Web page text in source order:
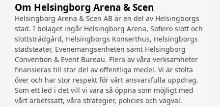
Om Helsingborg Arena & Scen
Helsingborg Arena & Scen AB är en del av Helsingborgs
stad. I bolaget ingår Helsingborg Arena, Sofiero slott och
slottsträdgård, Helsingborgs Konserthus, Helsingborgs
stadsteater, Evenemangsenheten samt Helsingborg
Convention & Event Bureau. Flera av våra verksamheter
finansieras till stor del av offentliga medel. Vi är stolta
över och har stor respekt för vårt ansvarsfulla uppdrag.
Som ett led i det vill vi vara så öppna som möjligt med
vårt arbetssätt, våra strategier, policies och vägval.